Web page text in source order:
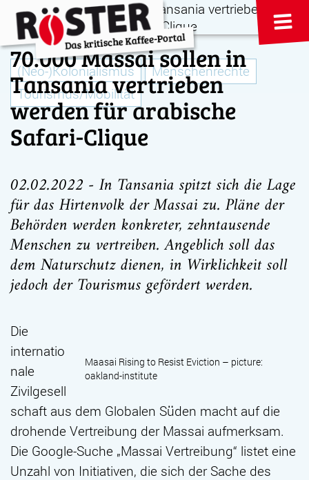
(Neo-)Kolonialismus
Menschenrechte
Tourismus/Mobilität
70.000 Massai sollen in
Tansania vertrieben
werden für arabische
Safari-Clique
02.02.2022 - In Tansania spitzt sich die Lage
für das Hirtenvolk der Massai zu. Pläne der
Behörden werden konkreter, zehntausende
Menschen zu vertreiben. Angeblich soll das
dem Naturschutz dienen, in Wirklichkeit soll
jedoch der Tourismus gefördert werden.
Maasai Rising to Resist Eviction – picture:
oakland-institute
Die
internatio
nale
Zivilgesell
schaft aus dem Globalen Süden macht auf die
drohende Vertreibung der Massai aufmerksam.
Die Google-Suche „Massai Vertreibung“ listet eine
Unzahl von Initiativen, die sich der Sache des